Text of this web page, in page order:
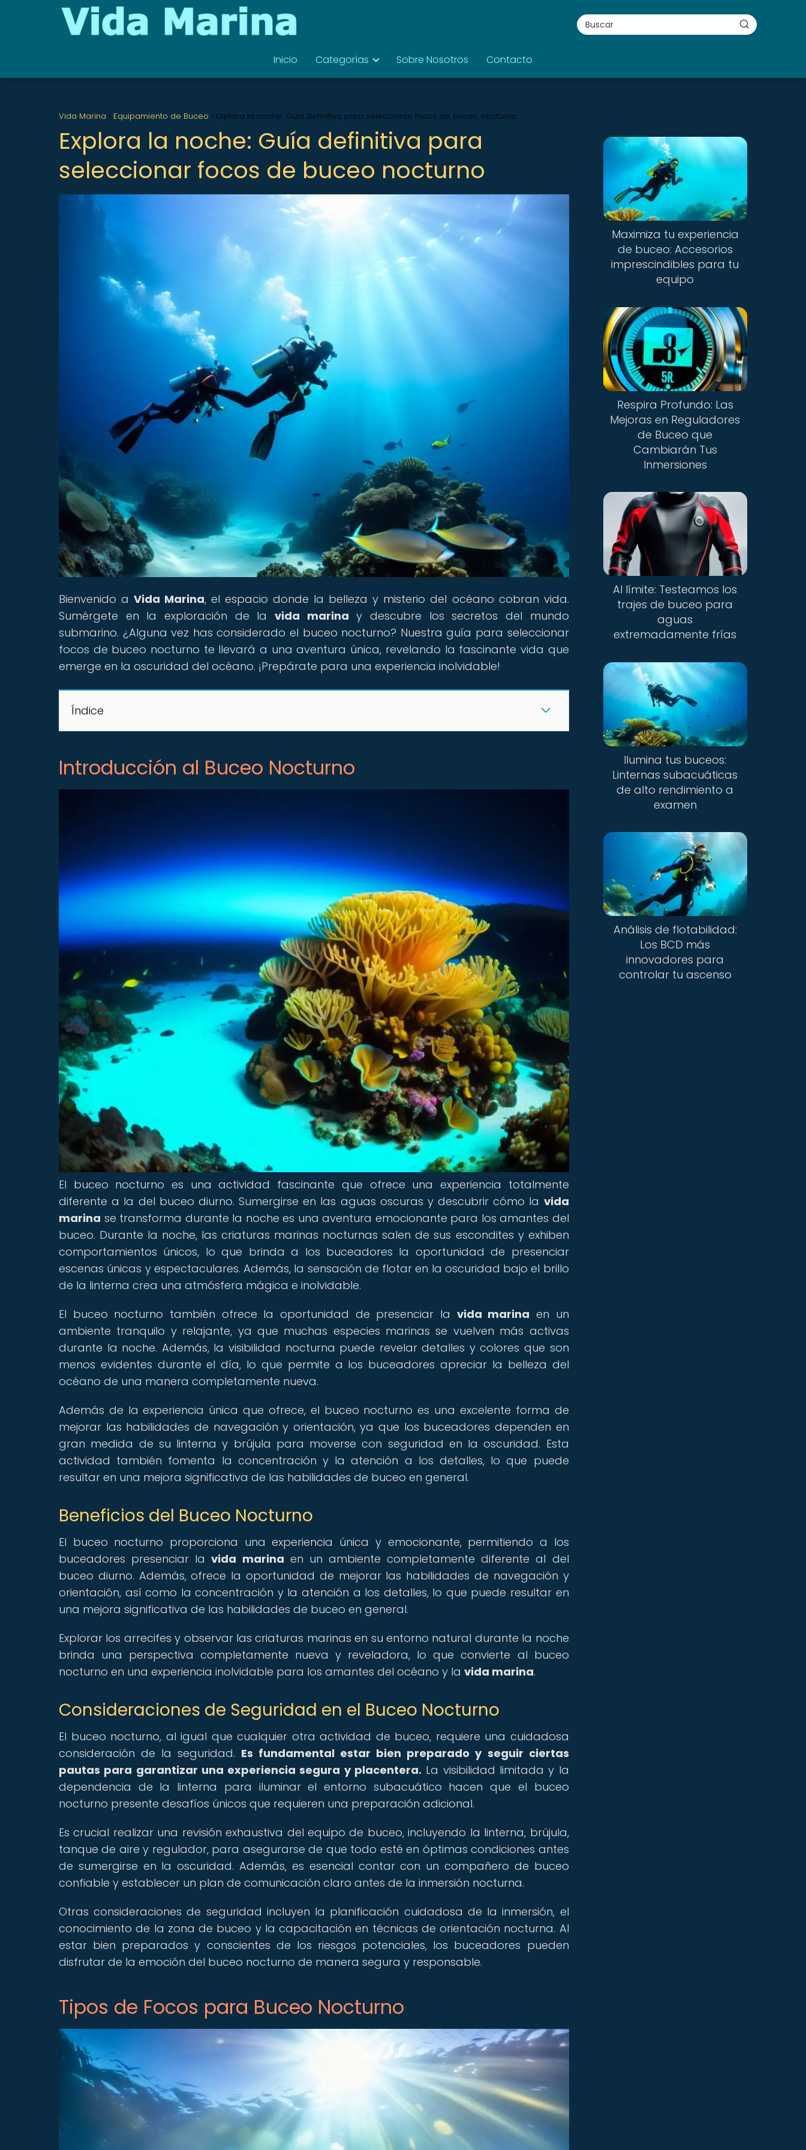
Inicio Categorías Sobre Nosotros Contacto
Vida Marina Equipamiento de Buceo Explora la noche: Guía definitiva para seleccionar focos de buceo nocturno
Explora la noche: Guía definitiva para
seleccionar focos de buceo nocturno
Bienvenido aVida Marina, el espacio donde la belleza y misterio del océano cobran vida.
Sumérgete en la exploración de la vida marina y descubre los secretos del mundo
submarino. ¿Alguna vez has considerado el buceo nocturno? Nuestra guía para seleccionar
focos de buceo nocturno te llevará a una aventura única, revelando la fascinante vida que
emerge en la oscuridad del océano. ¡Prepárate para una experiencia inolvidable!
Índice
Introducción al Buceo Nocturno
El buceo nocturno es una actividad fascinante que ofrece una experiencia totalmente
diferente a la del buceo diurno. Sumergirse en las aguas oscuras y descubrir cómo la vida
marina se transforma durante la noche es una aventura emocionante para los amantes del
buceo. Durante la noche, las criaturas marinas nocturnas salen de sus escondites y exhiben
comportamientos únicos, lo que brinda a los buceadores la oportunidad de presenciar
escenas únicas y espectaculares. Además, la sensación de flotar en la oscuridad bajo el brillo
de la linterna crea una atmósfera mágica e inolvidable.
El buceo nocturno también ofrece la oportunidad de presenciar la vida marina en un
ambiente tranquilo y relajante, ya que muchas especies marinas se vuelven más activas
durante la noche. Además, la visibilidad nocturna puede revelar detalles y colores que son
menos evidentes durante el día, lo que permite a los buceadores apreciar la belleza del
océano de una manera completamente nueva.
Además de la experiencia única que ofrece, el buceo nocturno es una excelente forma de
mejorar las habilidades de navegación y orientación, ya que los buceadores dependen en
gran medida de su linterna y brújula para moverse con seguridad en la oscuridad. Esta
actividad también fomenta la concentración y la atención a los detalles, lo que puede
resultar en una mejora significativa de las habilidades de buceo en general.
Beneficios del Buceo Nocturno
El buceo nocturno proporciona una experiencia única y emocionante, permitiendo a los
buceadores presenciar lavida marina en un ambiente completamente diferente al del
buceo diurno. Además, ofrece la oportunidad de mejorar las habilidades de navegación y
orientación, así como la concentración y la atención a los detalles, lo que puede resultar en
una mejora significativa de las habilidades de buceo en general.
Explorar los arrecifes y observar las criaturas marinas en su entorno natural durante la noche
brinda una perspectiva completamente nueva y reveladora, lo que convierte al buceo
nocturno en una experiencia inolvidable para los amantes del océano y la vida marina.
Consideraciones de Seguridad en el Buceo Nocturno
El buceo nocturno, al igual que cualquier otra actividad de buceo, requiere una cuidadosa
consideración de la seguridad. Es fundamental estar bien preparado y seguir ciertas
pautas para garantizar una experiencia segura y placentera. La visibilidad limitada y la
dependencia de la linterna para iluminar el entorno subacuático hacen que el buceo
nocturno presente desafíos únicos que requieren una preparación adicional.
Es crucial realizar una revisión exhaustiva del equipo de buceo, incluyendo la linterna, brújula,
tanque de aire y regulador, para asegurarse de que todo esté en óptimas condiciones antes
de sumergirse en la oscuridad. Además, es esencial contar con un compañero de buceo
confiable y establecer un plan de comunicación claro antes de la inmersión nocturna.
Otras consideraciones de seguridad incluyen la planificación cuidadosa de la inmersión, el
conocimiento de la zona de buceo y la capacitación en técnicas de orientación nocturna. Al
estar bien preparados y conscientes de los riesgos potenciales, los buceadores pueden
disfrutar de la emoción del buceo nocturno de manera segura y responsable.
Tipos de Focos para Buceo Nocturno
Maximiza tu experiencia
de buceo: Accesorios
imprescindibles para tu
equipo
Respira Profundo: Las
Mejoras en Reguladores
de Buceo que
Cambiarán Tus
Inmersiones
Al límite: Testeamos los
trajes de buceo para
aguas
extremadamente frías
Ilumina tus buceos:
Linternas subacuáticas
de alto rendimiento a
examen
Análisis de flotabilidad:
Los BCD más
innovadores para
controlar tu ascenso